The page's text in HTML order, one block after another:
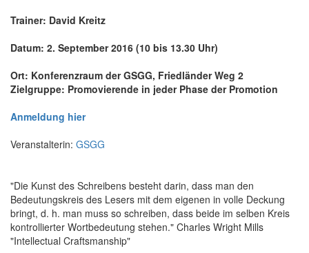
Trainer: David Kreitz
Datum: 2. September 2016 (10 bis 13.30 Uhr)
Ort: Konferenzraum der GSGG, Friedländer Weg 2
Zielgruppe: Promovierende in jeder Phase der Promotion
Anmeldung hier
Veranstalterin: GSGG
"Die Kunst des Schreibens besteht darin, dass man den
Bedeutungskreis des Lesers mit dem eigenen in volle Deckung
bringt, d. h. man muss so schreiben, dass beide im selben Kreis
kontrollierter Wortbedeutung stehen." Charles Wright Mills
"Intellectual Craftsmanship"